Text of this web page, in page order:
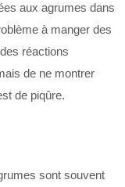
aux agrumes dans
à manger des
réactions
de ne montrer
de piqûre.
sont souvent